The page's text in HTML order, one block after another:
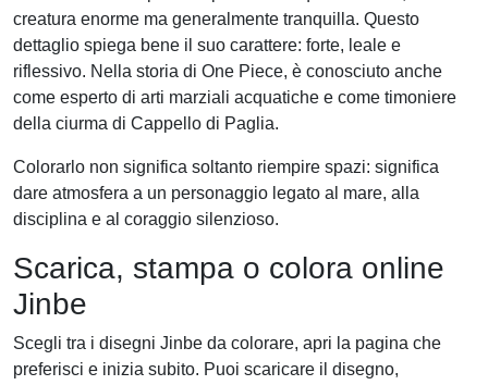
creatura enorme ma generalmente tranquilla. Questo
dettaglio spiega bene il suo carattere: forte, leale e
riflessivo. Nella storia di One Piece, è conosciuto anche
come esperto di arti marziali acquatiche e come timoniere
della ciurma di Cappello di Paglia.
Colorarlo non significa soltanto riempire spazi: significa
dare atmosfera a un personaggio legato al mare, alla
disciplina e al coraggio silenzioso.
Scarica, stampa o colora online
Jinbe
Scegli tra i disegni Jinbe da colorare, apri la pagina che
preferisci e inizia subito. Puoi scaricare il disegno,